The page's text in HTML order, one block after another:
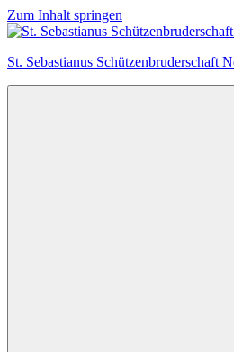
Zum Inhalt springen
St. Sebastianus Schützenbruderschaft